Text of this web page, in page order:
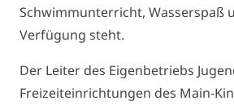
Schwimmunterricht, Wasserspaß
Verfügung steht.
Der Leiter des Eigenbetriebs
Freizeiteinrichtungen des Main-